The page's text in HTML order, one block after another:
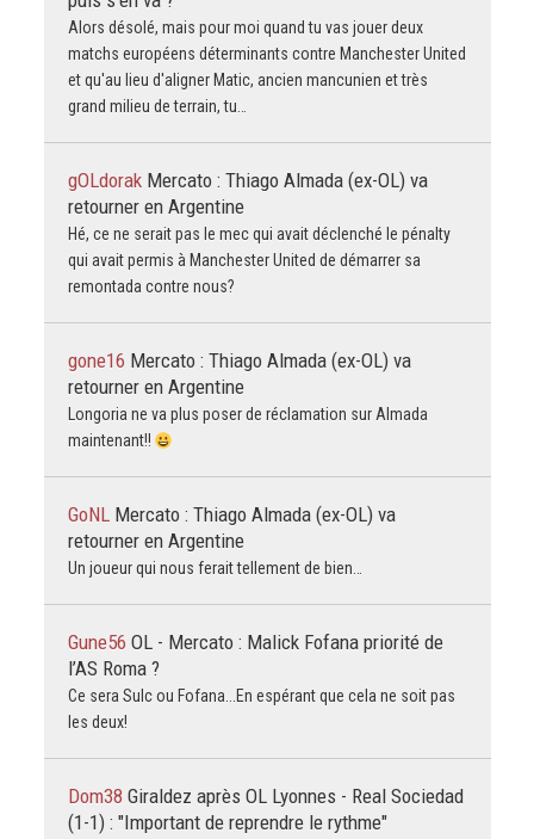
Alors désolé, mais pour moi quand tu vas jouer deux
matchs européens déterminants contre Manchester United
et qu'au lieu d'aligner Matic, ancien mancunien et très
grand milieu de terrain, tu…
gOLdorak Mercato : Thiago Almada (ex-OL) va
retourner en Argentine
Hé, ce ne serait pas le mec qui avait déclenché le pénalty
qui avait permis à Manchester United de démarrer sa
remontada contre nous?
gone16 Mercato : Thiago Almada (ex-OL) va
retourner en Argentine
Longoria ne va plus poser de réclamation sur Almada
maintenant!!
GoNL Mercato : Thiago Almada (ex-OL) va
retourner en Argentine
Un joueur qui nous ferait tellement de bien…
Gune56 OL - Mercato : Malick Fofana priorité de
l’AS Roma ?
Ce sera Sulc ou Fofana...En espérant que cela ne soit pas
les deux!
Dom38 Giraldez après OL Lyonnes - Real Sociedad
(1-1) : "Important de reprendre le rythme"